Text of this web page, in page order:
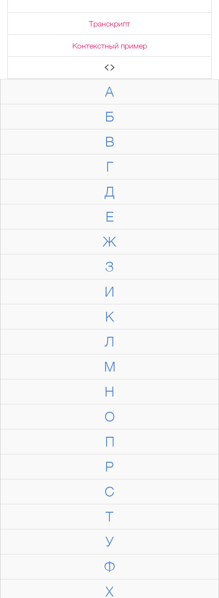
А
Б
В
Г
Д
Е
Ж
З
И
К
Л
М
Н
О
П
Р
С
Т
У
Ф
Х
Транскрипт
Контекстный пример